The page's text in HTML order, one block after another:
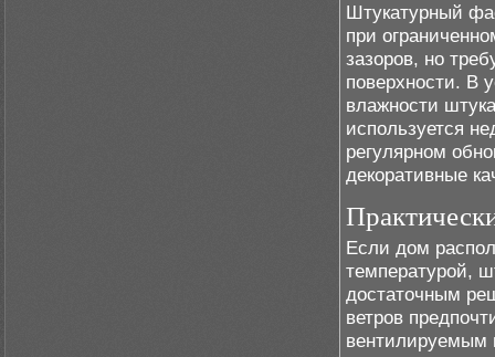
Штукатурный
при
зазоров, но
поверхности. В
влажности
используется
регулярном
декоративные
Если дом
температурой,
достаточным
ветров
вентилируемым